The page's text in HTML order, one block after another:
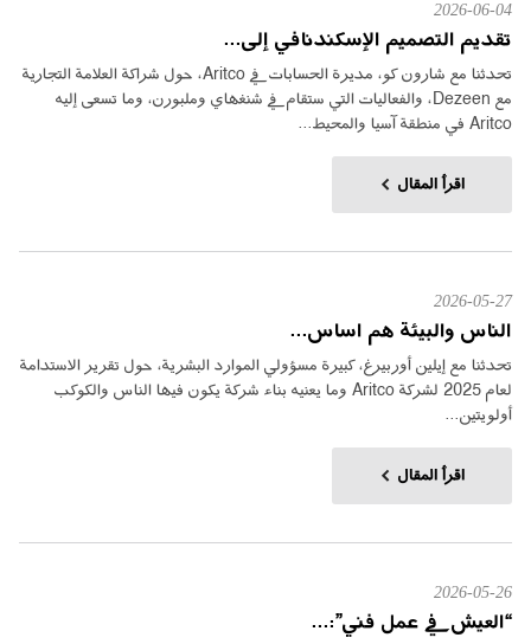
2026-06-04
تقديم التصميم الإسكندنافي إلى...
تحدثنا مع شارون كو، مديرة الحسابات في Aritco، حول شراكة العلامة التجارية
مع Dezeen، والفعاليات التي ستقام في شنغهاي وملبورن، وما تسعى إليه
Aritco في منطقة آسيا والمحيط...
اقرأ المقال
2026-05-27
الناس والبيئة هم اساس...
تحدثنا مع إيلين أوربيرغ، كبيرة مسؤولي الموارد البشرية، حول تقرير الاستدامة
لعام 2025 لشركة Aritco وما يعنيه بناء شركة يكون فيها الناس والكوكب
أولويتين...
اقرأ المقال
2026-05-26
“العيش في عمل فني”:...